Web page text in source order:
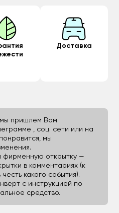
Доставка
мы пришлем Вам
, соц. сети или на
мы
фирменную открытку —
в комментариях (к
какого события).
с инструкцией по
средство.